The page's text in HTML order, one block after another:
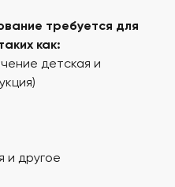
требуется для
как:
детская и
и другое